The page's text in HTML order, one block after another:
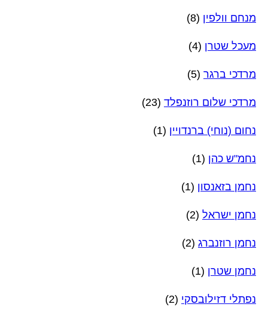
מנחם וולפין (8)
מעכל שטרן (4)
מרדכי ברגר (5)
מרדכי שלום רוזנפלד (23)
נחום (נוחי) ברנדויין (1)
נחמ"ש כהן (1)
נחמן בזאנסון (1)
נחמן ישראל (2)
נחמן רוזנברג (2)
נחמן שטרן (1)
נפתלי דזילובסקי (2)